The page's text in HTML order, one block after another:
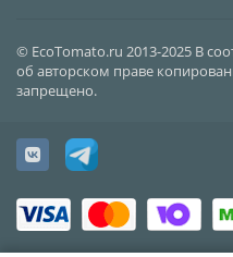
© EcoTomato.ru 2013-2025 В
об авторском праве
запрещено.